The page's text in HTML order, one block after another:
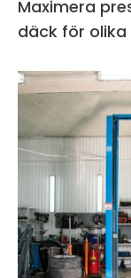
Maximera
däck för